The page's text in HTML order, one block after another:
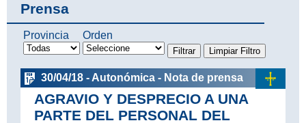
Aceptar
Rechazar
Configurar
Prensa
Provincia Orden
30/04/18 - Autonómica - Nota de prensa
AGRAVIO Y DESPRECIO A UNA
PARTE DEL PERSONAL DEL